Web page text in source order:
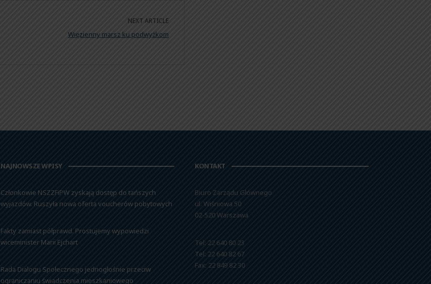
NEXT ARTICLE
Więzienny marsz ku podwyżkom
NAJNOWSZE WPISY
Członkowie NSZZFiPW zyskają dostęp do tańszych
wyjazdów. Ruszyła nowa oferta voucherów pobytowych
Fakty zamiast półprawd. Prostujemy wypowiedzi
wiceminister Marii Ejchart
Rada Dialogu Społecznego jednogłośnie przeciw
ograniczaniu świadczenia mieszkaniowego
KONTAKT
Biuro Zarządu Głównego
ul. Wiśniowa 50
02-520 Warszawa
Tel: 22 640 80 23
Tel: 22 640 82 67
Fax: 22 849 82 30